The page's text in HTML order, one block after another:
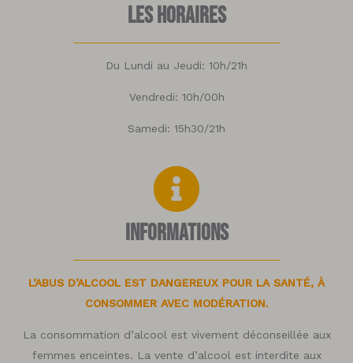
Les horaires
Du Lundi au Jeudi: 10h/21h
Vendredi: 10h/00h
Samedi: 15h30/21h
Informations
L’ABUS D’ALCOOL EST DANGEREUX POUR LA SANTÉ, À
CONSOMMER AVEC MODÉRATION.
La consommation d’alcool est vivement déconseillée aux
femmes enceintes. La vente d’alcool est interdite aux